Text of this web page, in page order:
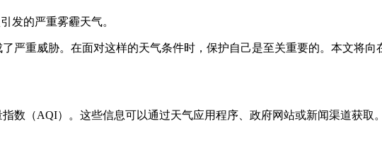
发的严重雾霾天气。
严重威胁。在面对这样的天气条件时，保护自己是至关重要的。本文将
数（AQI）。这些信息可以通过天气应用程序、政府网站或新闻渠道获